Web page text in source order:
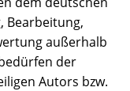
Bearbeitung,
außerhalb
der
Autors bzw.